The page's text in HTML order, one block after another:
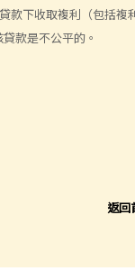
款下收取複利（包括
款是不公平的。
返回